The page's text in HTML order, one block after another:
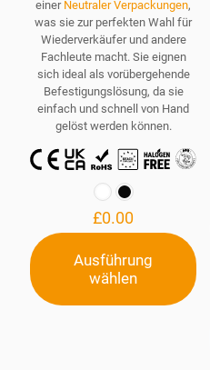
einer Neutraler Verpackungen,
was sie zur perfekten Wahl für
Wiederverkäufer und andere
Fachleute macht. Sie eignen
sich ideal als vorübergehende
Befestigungslösung, da sie
einfach und schnell von Hand
gelöst werden können.
£0.00
Ausführung
wählen
Dieses
Produkt